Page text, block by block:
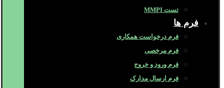
تست MMPI
فرم ها
فرم درخواست همکاری
فرم مرخصی
فرم ورود و خروج
فرم ارسال مدارک